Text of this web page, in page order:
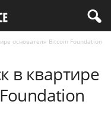
основателя Bitcoin Foundation
в квартире